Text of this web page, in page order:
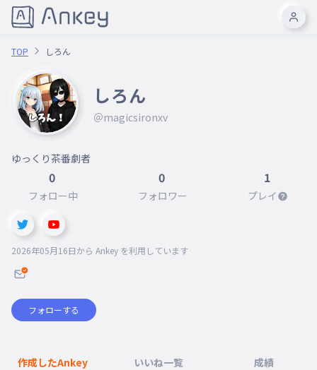
TOP しろん
しろん
＠magicsironxv
ゆっくり茶番劇者
0
フォロー中
0
フォロワー
1
プレイ
2026年05月16日から Ankey を利用しています
フォローする
作成したAnkey いいね一覧 成績